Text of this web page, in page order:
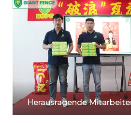
Herausragende